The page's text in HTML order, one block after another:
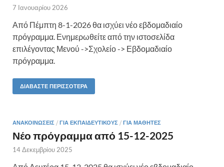
7 Ιανουαρίου 2026
Από Πέμπτη 8-1-2026 θα ισχύει νέο εβδομαδιαίο
πρόγραμμα. Ενημερωθείτε από την ιστοσελίδα
επιλέγοντας Μενού ->Σχολείο -> Εβδομαδιαίο
πρόγραμμα.
ΔΙΑΒΆΣΤΕ ΠΕΡΙΣΣΌΤΕΡΑ
ΑΝΑΚΟΙΝΏΣΕΙΣ / ΓΙΑ ΕΚΠΑΙΔΕΥΤΙΚΟΎΣ / ΓΙΑ ΜΑΘΗΤΈΣ
Νέο πρόγραμμα από 15-12-2025
14 Δεκεμβρίου 2025